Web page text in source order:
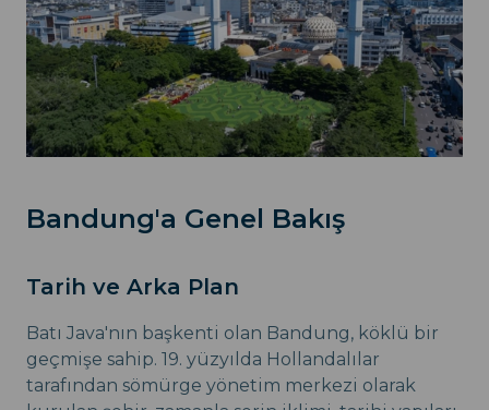
Bandung'a Genel Bakış
Tarih ve Arka Plan
Batı Java'nın başkenti olan Bandung, köklü bir
geçmişe sahip. 19. yüzyılda Hollandalılar
tarafından sömürge yönetim merkezi olarak